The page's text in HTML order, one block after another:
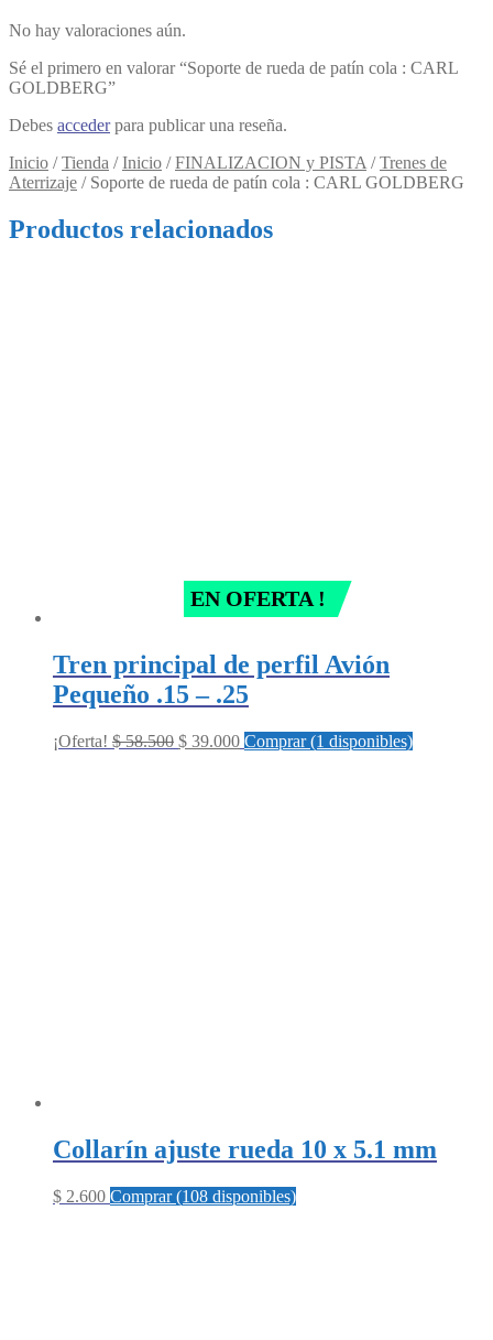
No hay valoraciones aún.
Sé el primero en valorar “Soporte de rueda de patín cola : CARL
GOLDBERG”
Debes accederpara publicar una reseña.
Inicio /Tienda /Inicio /FINALIZACION y PISTA /Trenes de
Aterrizaje / Soporte de rueda de patín cola : CARL GOLDBERG
Productos relacionados
EN OFERTA !
Tren principal de perfil Avión
Pequeño .15 – .25
¡Oferta! $58.500 Original
$ 39.000Current
Comprar (1 disponibles)
Collarín ajuste rueda 10 x 5.1 mm
$ 2.600 Comprar (108 disponibles)